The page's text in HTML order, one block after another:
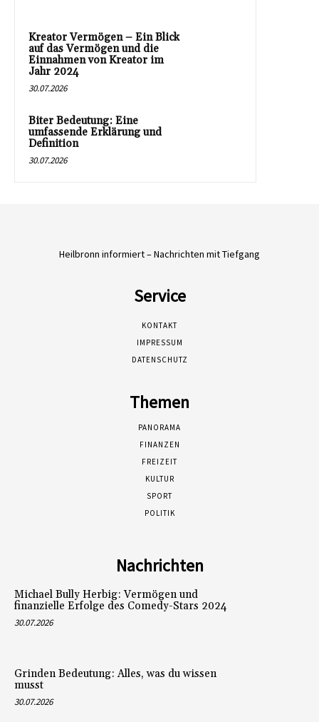
Kreator Vermögen – Ein Blick
auf das Vermögen und die
Einnahmen von Kreator im
Jahr 2024
30.07.2026
Biter Bedeutung: Eine
umfassende Erklärung und
Definition
30.07.2026
Heilbronn informiert – Nachrichten mit Tiefgang
Service
KONTAKT
IMPRESSUM
DATENSCHUTZ
Themen
PANORAMA
FINANZEN
FREIZEIT
KULTUR
SPORT
POLITIK
Nachrichten
Michael Bully Herbig: Vermögen und
finanzielle Erfolge des Comedy-Stars 2024
30.07.2026
Grinden Bedeutung: Alles, was du wissen
musst
30.07.2026